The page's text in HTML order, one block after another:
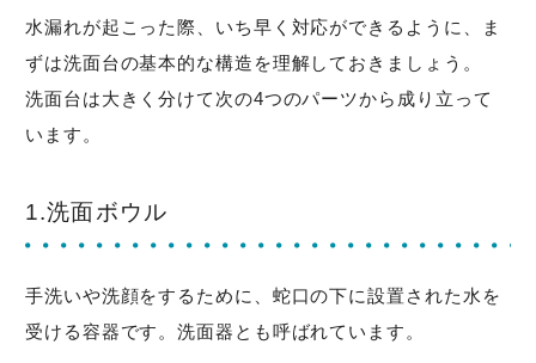
水漏れが起こった際、いち早く対応ができるように、ま
ずは洗面台の基本的な構造を理解しておきましょう。
洗面台は大きく分けて次の4つのパーツから成り立って
います。
1.洗面ボウル
手洗いや洗顔をするために、蛇口の下に設置された水を
受ける容器です。洗面器とも呼ばれています。